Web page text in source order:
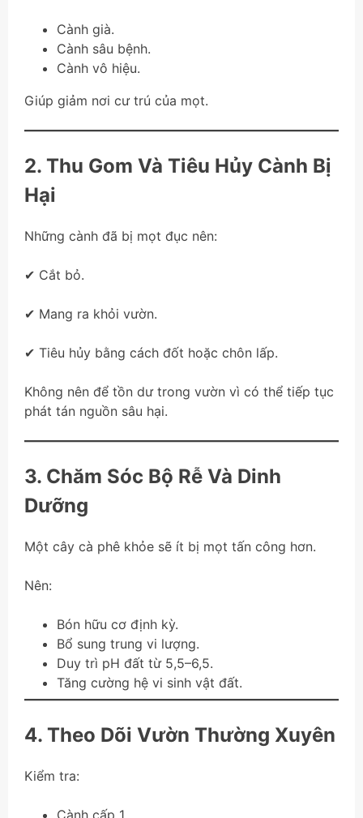
Cành già.
Cành sâu bệnh.
Cành vô hiệu.
Giúp giảm nơi cư trú của mọt.
2. Thu Gom Và Tiêu Hủy Cành Bị
Hại
Những cành đã bị mọt đục nên:
✔ Cắt bỏ.
✔ Mang ra khỏi vườn.
✔ Tiêu hủy bằng cách đốt hoặc chôn lấp.
Không nên để tồn dư trong vườn vì có thể tiếp tục
phát tán nguồn sâu hại.
3. Chăm Sóc Bộ Rễ Và Dinh
Dưỡng
Một cây cà phê khỏe sẽ ít bị mọt tấn công hơn.
Nên:
Bón hữu cơ định kỳ.
Bổ sung trung vi lượng.
Duy trì pH đất từ 5,5–6,5.
Tăng cường hệ vi sinh vật đất.
4. Theo Dõi Vườn Thường Xuyên
Kiểm tra: